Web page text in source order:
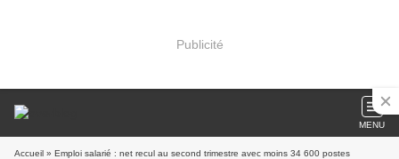
Publicité
MENU
Accueil » Emploi salarié : net recul au second trimestre avec moins 34 600 postes